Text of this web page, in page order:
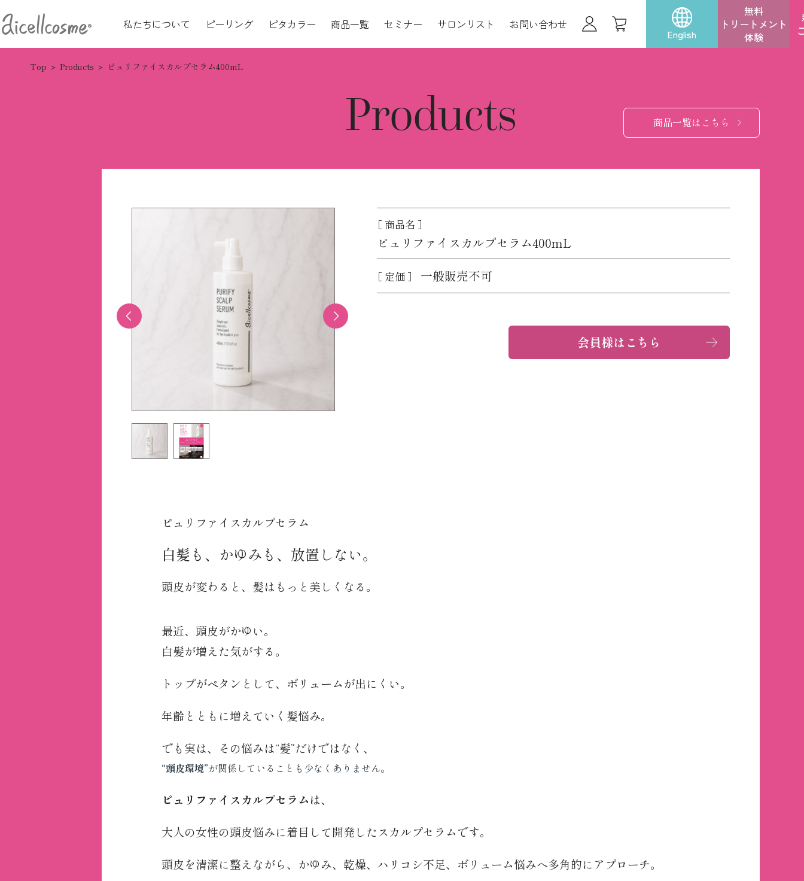
私たちについて ピーリング ピタカラー 商品一覧 セミナー サロンリスト お問い合わせ
English
無料
トリートメント
体験
Top Products ピュリファイスカルプセラム400mL
Products 商品一覧はこちら
［ 商品名 ］
ピュリファイスカルプセラム400mL
［ 定価 ］ 一般販売不可
会員様はこちら
ピュリファイスカルプセラム
白髪も、かゆみも、放置しない。
頭皮が変わると、髪はもっと美しくなる。
最近、頭皮がかゆい。
白髪が増えた気がする。
トップがペタンとして、ボリュームが出にくい。
年齢とともに増えていく髪悩み。
でも実は、その悩みは“髪”だけではなく、
“頭皮環境”が関係していることも少なくありません。
ピュリファイスカルプセラム は、
大人の女性の頭皮悩みに着目して開発したスカルプセラムです。
頭皮を清潔に整えながら、かゆみ、乾燥、ハリコシ不足、ボリューム悩みへ多角的にアプローチ。